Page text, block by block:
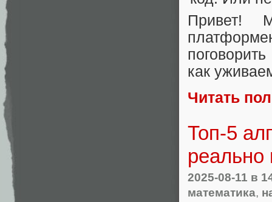
Привет!
как
Читать
Топ-5
реально
2025-08-11 в
математика,